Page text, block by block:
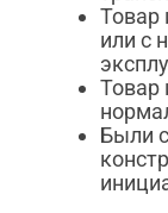
Товар
или с
Товар
Были